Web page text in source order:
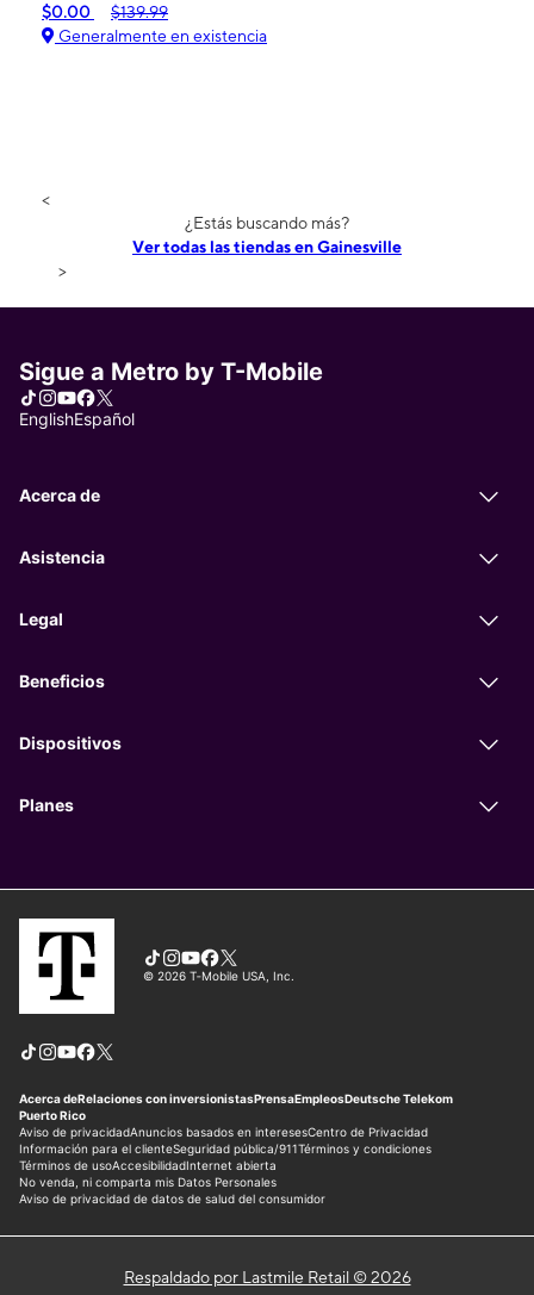
$0.00
$139.99
Generalmente en existencia
<
¿Estás buscando más?
Ver todas las tiendas en Gainesville
>
Respaldado por Lastmile Retail © 2026